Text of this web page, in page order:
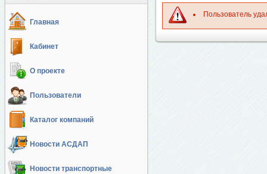
Главная
Кабинет
О проекте
Пользователи
Каталог компаний
Новости АСДАП
Новости транспортные
Пользователь